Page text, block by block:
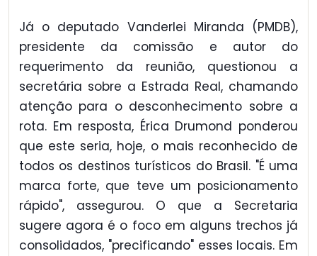
Já o deputado Vanderlei Miranda (PMDB),
presidente da comissão e autor do
requerimento da reunião, questionou a
secretária sobre a Estrada Real, chamando
atenção para o desconhecimento sobre a
rota. Em resposta, Érica Drumond ponderou
que este seria, hoje, o mais reconhecido de
todos os destinos turísticos do Brasil. "É uma
marca forte, que teve um posicionamento
rápido", assegurou. O que a Secretaria
sugere agora é o foco em alguns trechos já
consolidados, "precificando" esses locais. Em